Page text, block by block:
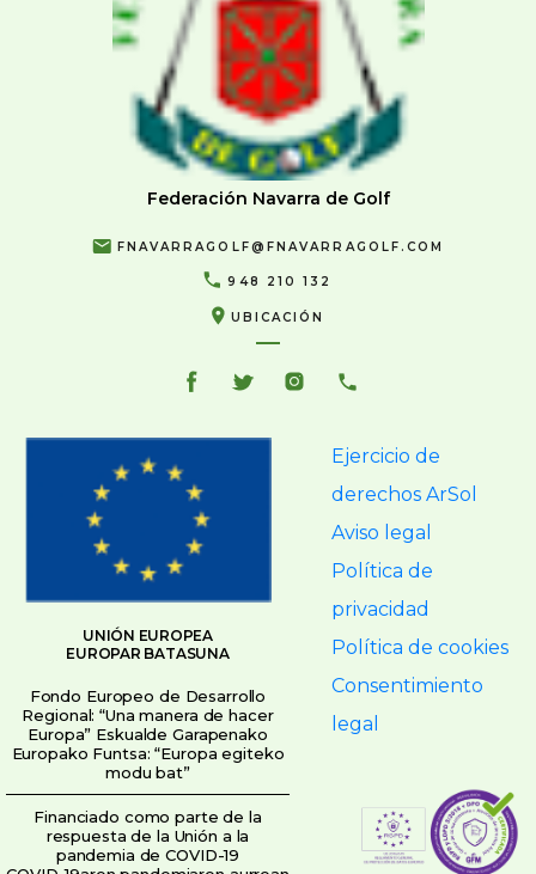
Federación Navarra de Golf
FNAVARRAGOLF@FNAVARRAGOLF.COM
948 210 132
UBICACIÓN
UNIÓN EUROPEA
EUROPAR BATASUNA
Fondo Europeo de Desarrollo
Regional: “Una manera de hacer
Europa” Eskualde Garapenako
Europako Funtsa: “Europa egiteko
modu bat”
Financiado como parte de la
respuesta de la Unión a la
pandemia de COVID-19
Ejercicio de
derechos ArSol
Aviso legal
Política de
privacidad
Política de cookies
Consentimiento
legal